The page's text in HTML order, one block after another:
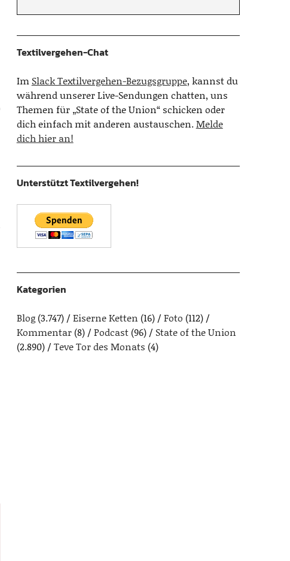
Textilvergehen-Chat
Im Slack Textilvergehen-Bezugsgruppe, kannst du
während unserer Live-Sendungen chatten, uns
Themen für „State of the Union“ schicken oder
dich einfach mit anderen austauschen.Melde
dich hier an!
Unterstützt Textilvergehen!
Kategorien
Blog(3.747) Eiserne Ketten (16) Foto (112)
Kommentar(8) Podcast(96)
State of the Union
(2.890)
Teve Tor des Monats (4)